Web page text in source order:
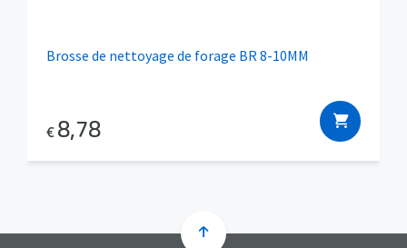
Brosse de nettoyage de forage BR 8-10MM
€ 8,78